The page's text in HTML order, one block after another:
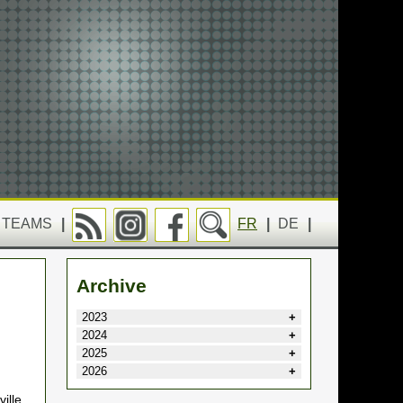
FR DE
TEAMS
Archive
2023
2024
2025
2026